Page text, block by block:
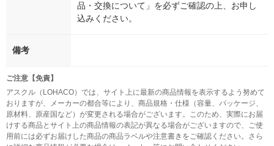
品・交換について」を必ずご確認の上、お申し
込みください。
備考
ご注意【免責】
アスクル（LOHACO）では、サイト上に最新の商品情報を表示するよう努めて
おりますが、メーカーの都合等により、商品規格・仕様（容量、パッケージ、
原材料、原産国など）が変更される場合がございます。このため、実際にお届
けする商品とサイト上の商品情報の表記が異なる場合がございますので、ご使
用前には必ずお届けした商品の商品ラベルや注意書きをご確認ください。さら